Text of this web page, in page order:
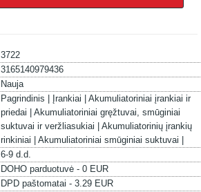
3722
3165140979436
Nauja
Pagrindinis | Įrankiai | Akumuliatoriniai įrankiai ir
priedai | Akumuliatoriniai gręžtuvai, smūginiai
suktuvai ir veržliasukiai | Akumuliatorinių įrankių
rinkiniai | Akumuliatoriniai smūginiai suktuvai |
6-9 d.d.
DOHO parduotuvė - 0 EUR
DPD paštomatai - 3.29 EUR